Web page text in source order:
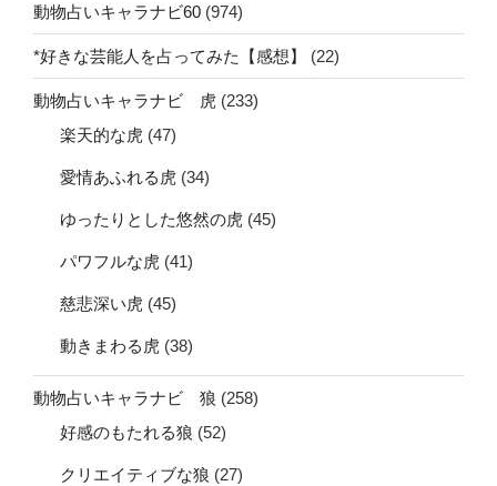
動物占いキャラナビ60 (974)
*好きな芸能人を占ってみた【感想】 (22)
動物占いキャラナビ 虎 (233)
楽天的な虎 (47)
愛情あふれる虎 (34)
ゆったりとした悠然の虎 (45)
パワフルな虎 (41)
慈悲深い虎 (45)
動きまわる虎 (38)
動物占いキャラナビ 狼 (258)
好感のもたれる狼 (52)
クリエイティブな狼 (27)